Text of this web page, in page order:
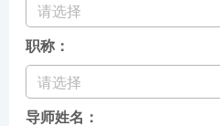
职称：
导师姓名：